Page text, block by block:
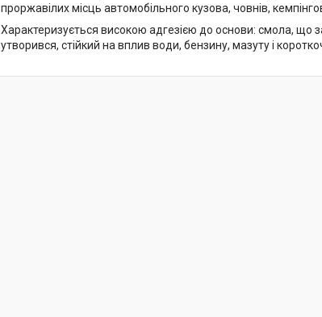
проржавілих місць автомобільного кузова, човнів,
Характеризується високою адгезією до основи: смола,
утворився, стійкий на вплив води, бензину, мазуту і